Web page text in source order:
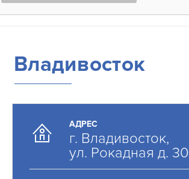
Владивосток
АДРЕС
г. Владивосток,
ул. Рокадная д. 30